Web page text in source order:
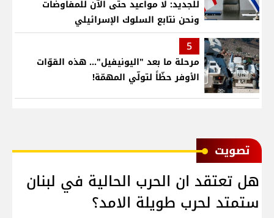
للجديد: لا مواعيد حتى الآن للمفاوضات
ونحن نتابع السلوك الإسرائيلي
5
مرحلة ما بعد "اليونيفيل"... هذه القوّات
الأوفر حظّاً لتولّي المهمّة!
ﺗﺼﻮﻳﺖ
هل تعتقد ان الحرب الحالية في لبنان
ستمتد لحرب طويلة الامد؟